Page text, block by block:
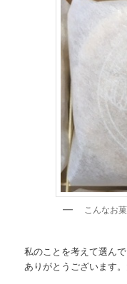
こんなお
私のことを考えて選ん
ありがとうございます